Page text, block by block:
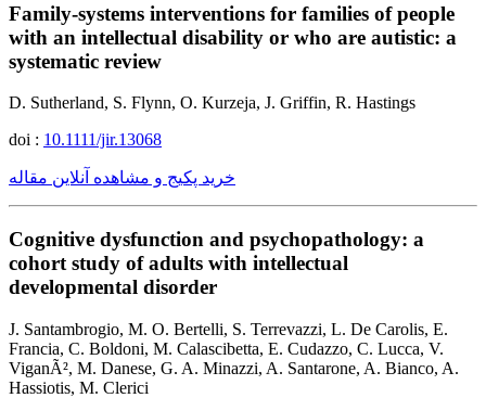
Family-systems interventions for families of people
with an intellectual disability or who are autistic: a
systematic review
D. Sutherland, S. Flynn, O. Kurzeja, J. Griffin, R. Hastings
doi : 10.1111/jir.13068
خرید پکیج و مشاهده آنلاین مقاله
Cognitive dysfunction and psychopathology: a
cohort study of adults with intellectual
developmental disorder
J. Santambrogio, M. O. Bertelli, S. Terrevazzi, L. De Carolis, E.
Francia, C. Boldoni, M. Calascibetta, E. Cudazzo, C. Lucca, V.
ViganÃ², M. Danese, G. A. Minazzi, A. Santarone, A. Bianco, A.
Hassiotis, M. Clerici